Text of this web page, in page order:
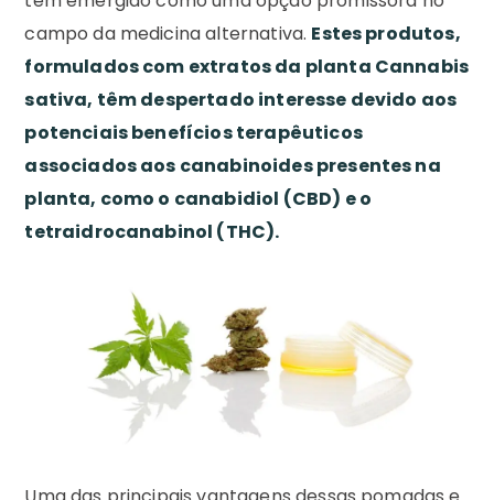
campo da medicina alternativa. Estes produtos,
formulados com extratos da planta Cannabis
sativa, têm despertado interesse devido aos
potenciais benefícios terapêuticos
associados aos canabinoides presentes na
planta, como o canabidiol (CBD) e o
tetraidrocanabinol (THC).